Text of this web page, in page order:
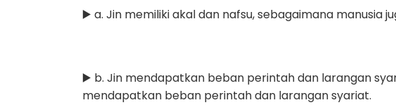
▶️ a. Jin memiliki akal dan nafsu, sebagaimana manusia
▶️ b. Jin mendapatkan beban perintah dan larangan
mendapatkan beban perintah dan larangan syariat.